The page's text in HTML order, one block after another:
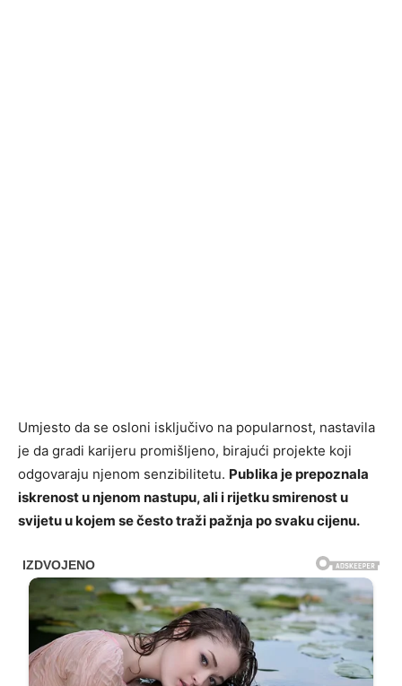
Umjesto da se osloni isključivo na popularnost, nastavila
je da gradi karijeru promišljeno, birajući projekte koji
odgovaraju njenom senzibilitetu. Publika je prepoznala
iskrenost u njenom nastupu, ali i rijetku smirenost u
svijetu u kojem se često traži pažnja po svaku cijenu.